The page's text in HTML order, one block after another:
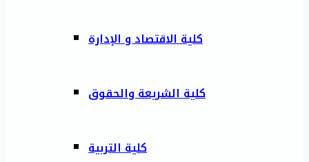
كلية الاقتصاد و الإدارة
كلية الشريعة والحقوق
كلية التربية